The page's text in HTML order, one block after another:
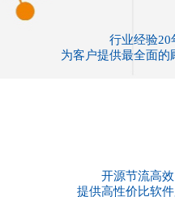
行业经验20
为客户提供最全面的
开源节流高效
提供高性价比软